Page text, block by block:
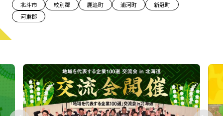
特集コンテンツ
地域を代表する 企業100選
イベント
飲食店
地域豆知識
ニッポンの百選大全集
Sporkle
北斗市
紋別郡 鹿追町 浦河町
新冠町
河東郡